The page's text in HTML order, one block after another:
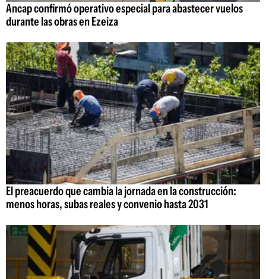
Ancap confirmó operativo especial para abastecer vuelos
durante las obras en Ezeiza
El preacuerdo que cambia la jornada en la construcción:
menos horas, subas reales y convenio hasta 2031